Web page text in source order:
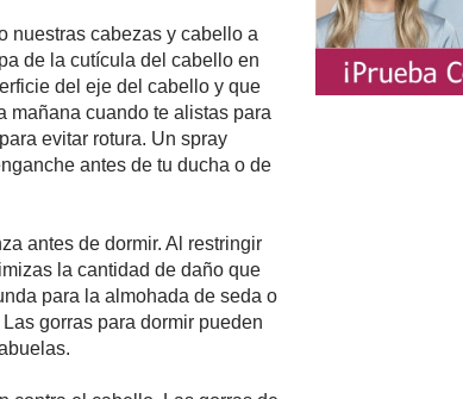
nuestras cabezas y cabello a
de la cutícula del cabello en
del eje del cabello y que
mañana cuando te alistas para
evitar rotura. Un spray
antes de tu ducha o de
antes de dormir. Al restringir
la cantidad de daño que
para la almohada de seda o
gorras para dormir pueden